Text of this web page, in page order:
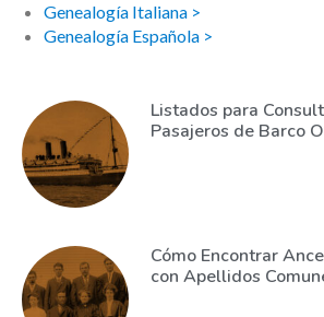
Genealogía Italiana >
Genealogía Española >
Listados para
Pasajeros de Barco
Cómo Encontrar
con Apellidos